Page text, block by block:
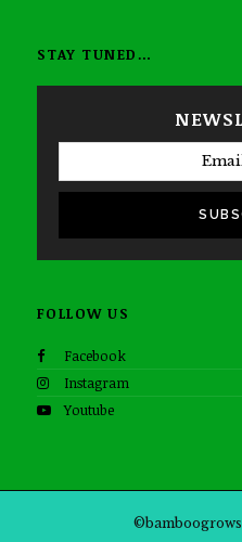
STAY TUNED…
FOLLOW US
Facebook
Instagram
Youtube